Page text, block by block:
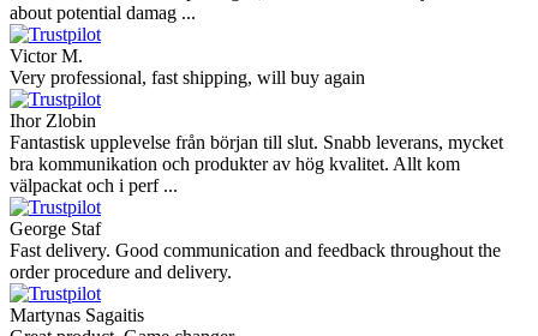
about potential damag ...
Victor M.
Very professional, fast shipping, will buy again
Ihor Zlobin
Fantastisk upplevelse från början till slut. Snabb leverans, mycket
bra kommunikation och produkter av hög kvalitet. Allt kom
välpackat och i perf ...
George Staf
Fast delivery. Good communication and feedback throughout the
order procedure and delivery.
Martynas Sagaitis